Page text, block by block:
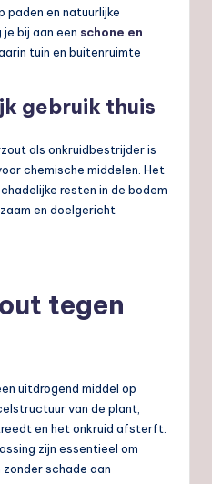
paden en natuurlijke
bij aan een schone en
tuin en buitenruimte
gebruik thuis
als onkruidbestrijder is
chemische middelen. Het
resten in de bodem
en doelgericht
tegen
uitdrogend middel op
van de plant,
en het onkruid afsterft.
zijn essentieel om
schade aan